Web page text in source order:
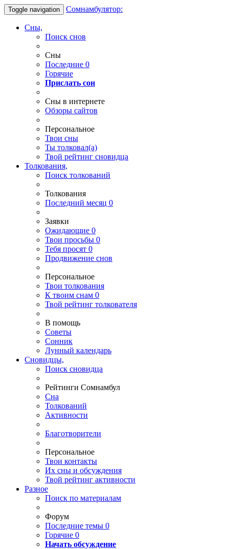
Toggle navigation Сомнамбулятор:
Сны,
Поиск снов
Сны
Последние 0
Горячие
Прислать сон
Сны в интернете
Обзоры сайтов
Персональное
Твои сны
Ты толковал(а)
Твой рейтинг сновидца
Толкования,
Поиск толкований
Толкования
Последний месяц 0
Заявки
Ожидающие 0
Твои просьбы 0
Тебя просят 0
Продвижение снов
Персональное
Твои толкования
К твоим снам 0
Твой рейтинг толкователя
В помощь
Советы
Сонник
Лунный календарь
Сновидцы,
Поиск сновидца
Рейтинги Сомнамбул
Сна
Толкований
Активности
Благотворители
Персональное
Твои контакты
Их сны и обсуждения
Твой рейтинг активности
Разное
Поиск по материалам
Форум
Последние темы 0
Горячие 0
Начать обсуждение